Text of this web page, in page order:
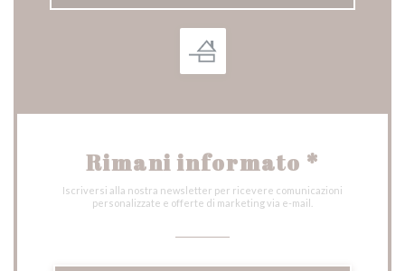
Rimani informato *
Iscriversi alla nostra newsletter per ricevere comunicazioni
personalizzate e offerte di marketing via e-mail.